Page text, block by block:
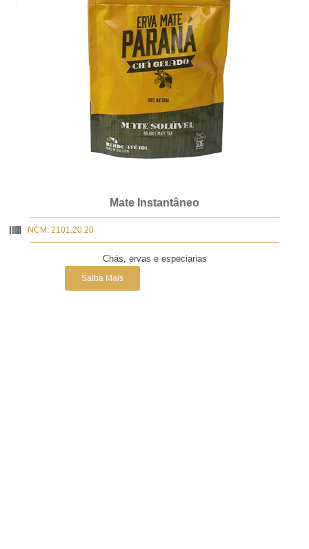
Mate Instantâneo
NCM: 2101.20.20
Chás, ervas e especiarias
Saiba Mais